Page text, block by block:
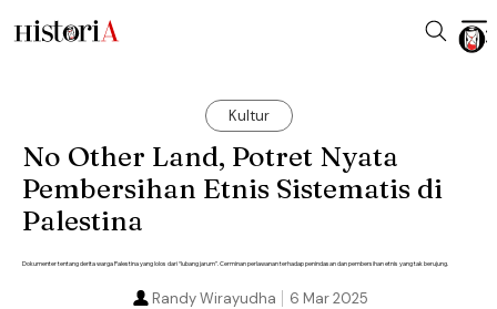
Kultur
No Other Land, Potret Nyata
Pembersihan Etnis Sistematis di
Palestina
Dokumenter tentang derita warga Palestina yang lolos dari “lubang jarum”. Cerminan perlawanan terhadap penindasan dan pembersihan etnis yang tak berujung.
6 Mar 2025
Randy Wirayudha